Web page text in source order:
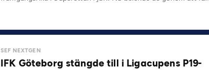
SEF NEXTGEN
IFK Göteborg stängde till i Ligacupens P19-